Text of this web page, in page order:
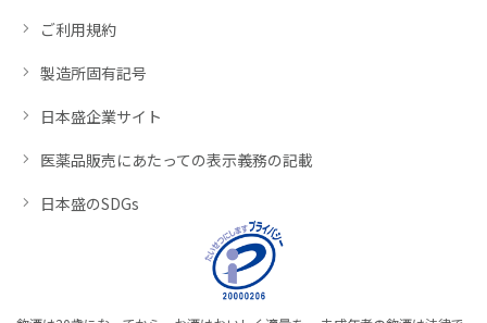
ご利用規約
製造所固有記号
日本盛企業サイト
医薬品販売にあたっての表示義務の記載
日本盛のSDGs